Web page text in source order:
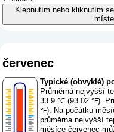
Klepnutím nebo kliknutím
červenec
Typické (obvyklé)
Průměrná nejvyšší
33.9 ℃ (93.02 ℉).
℉). Na počátku
průměrná nejvyšší
měsíce červenec